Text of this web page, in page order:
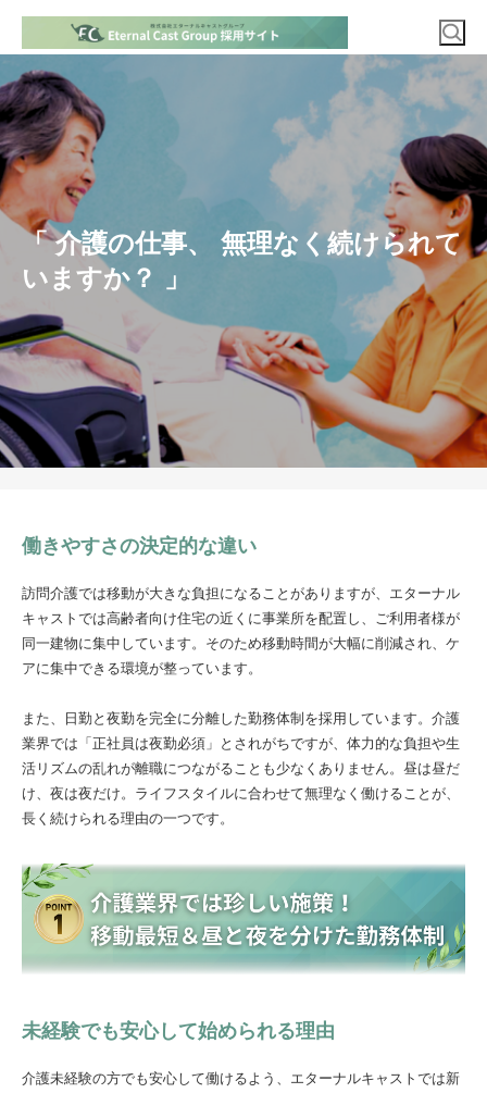
「 介護の仕事、 無理なく続けられて
いますか？ 」
働きやすさの決定的な違い
訪問介護では移動が大きな負担になることがありますが、エターナル
キャストでは高齢者向け住宅の近くに事業所を配置し、ご利用者様が
同一建物に集中しています。そのため移動時間が大幅に削減され、ケ
アに集中できる環境が整っています。
また、日勤と夜勤を完全に分離した勤務体制を採用しています。介護
業界では「正社員は夜勤必須」とされがちですが、体力的な負担や生
活リズムの乱れが離職につながることも少なくありません。昼は昼だ
け、夜は夜だけ。ライフスタイルに合わせて無理なく働けることが、
長く続けられる理由の一つです。
未経験でも安心して始められる理由
介護未経験の方でも安心して働けるよう、エターナルキャストでは新